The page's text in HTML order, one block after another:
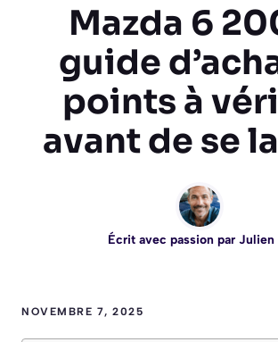
Mazda 6
guide
points à
avant de se
Écrit avec passion par Julien
NOVEMBRE 7, 2025